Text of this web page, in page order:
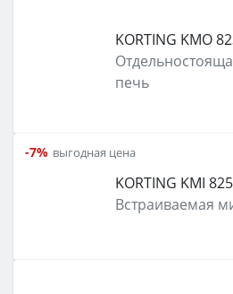
KORTING KMO
печь
-7% выгодная цена
KORTING KMI
Встраиваемая